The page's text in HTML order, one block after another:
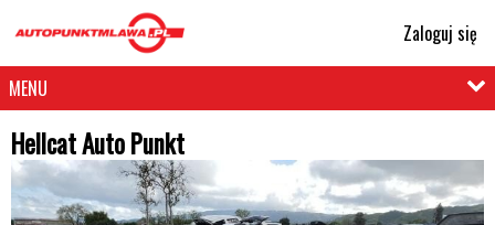
Zaloguj się
MENU
Hellcat Auto Punkt